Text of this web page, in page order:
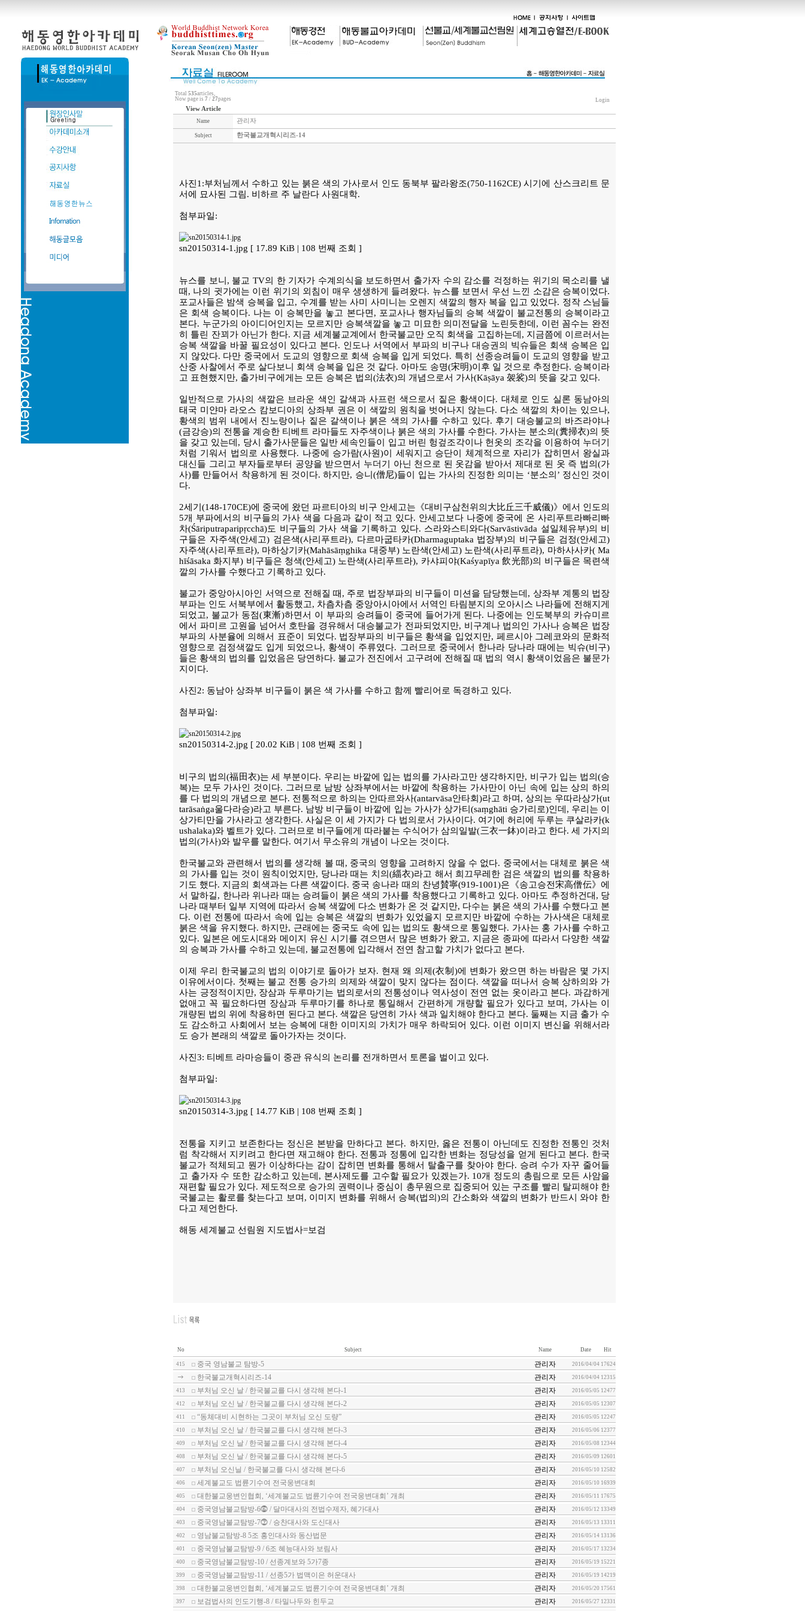
Total 535articles,
Now page is 7 / 27pages Login
View Article
Name 관리자
Subject 한국불교개혁시리즈-14
사진1:부처님께서 수하고 있는 붉은 색의 가사로서 인도 동북부 팔라왕조(750-1162CE) 시기에 산스크리트 문
서에 묘사된 그림. 비하르 주 날란다 사원대학.
첨부파일:
sn20150314-1.jpg [ 17.89 KiB | 108 번째 조회 ]
뉴스를 보니, 불교 TV의 한 기자가 수계의식을 보도하면서 출가자 수의 감소를 걱정하는 위기의 목소리를 낼
때, 나의 귓가에는 이런 위기의 외침이 매우 생생하게 들려왔다. 뉴스를 보면서 우선 느낀 소감은 승복이었다.
포교사들은 밤색 승복을 입고, 수계를 받는 사미 사미니는 오렌지 색깔의 행자 복을 입고 있었다. 정작 스님들
은 회색 승복이다. 나는 이 승복만을 놓고 본다면, 포교사나 행자님들의 승복 색깔이 불교전통의 승복이라고
본다. 누군가의 아이디어인지는 모르지만 승복색깔을 놓고 미묘한 의미전달을 노린듯한데, 이런 꼼수는 완전
히 틀린 잔꾀가 아닌가 한다. 지금 세계불교계에서 한국불교만 오직 회색을 고집하는데, 지금쯤에 이르러서는
승복 색깔을 바꿀 필요성이 있다고 본다. 인도나 서역에서 부파의 비구나 대승권의 빅슈들은 회색 승복은 입
지 않았다. 다만 중국에서 도교의 영향으로 회색 승복을 입게 되었다. 특히 선종승려들이 도교의 영향을 받고
산중 사찰에서 주로 살다보니 회색 승복을 입은 것 같다. 아마도 송명(宋明)이후 일 것으로 추정한다. 승복이라
고 표현했지만, 출가비구에게는 모든 승복은 법의(法衣)의 개념으로서 가사(Kāṣāya 袈裟)의 뜻을 갖고 있다.
일반적으로 가사의 색깔은 브라운 색인 갈색과 사프런 색으로서 짙은 황색이다. 대체로 인도 실론 동남아의
태국 미얀마 라오스 캄보디아의 상좌부 권은 이 색깔의 원칙을 벗어나지 않는다. 다소 색깔의 차이는 있으나,
황색의 범위 내에서 진노랑이나 짙은 갈색이나 붉은 색의 가사를 수하고 있다. 후기 대승불교의 바즈라야나
(금강승)의 전통을 계승한 티베트 라마들도 자주색이나 붉은 색의 가사를 수한다. 가사는 분소의(糞掃衣)의 뜻
을 갖고 있는데, 당시 출가사문들은 일반 세속인들이 입고 버린 헝겊조각이나 헌옷의 조각을 이용하여 누더기
처럼 기워서 법의로 사용했다. 나중에 승가람(사원)이 세워지고 승단이 체계적으로 자리가 잡히면서 왕실과
대신들 그리고 부자들로부터 공양을 받으면서 누더기 아닌 천으로 된 옷감을 받아서 제대로 된 옷 즉 법의(가
사)를 만들어서 착용하게 된 것이다. 하지만, 승니(僧尼)들이 입는 가사의 진정한 의미는 ‘분소의’ 정신인 것이
다.
2세기(148-170CE)에 중국에 왔던 파르티아의 비구 안세고는《대비구삼천위의大比丘三千威儀)》에서 인도의
5개 부파에서의 비구들의 가사 색을 다음과 같이 적고 있다. 안세고보다 나중에 중국에 온 사리푸트라빠리빠
차(Śāriputraparipṛcchā)도 비구들의 가사 색을 기록하고 있다. 스라와스티와다(Sarvāstivāda 설일체유부)의 비
구들은 자주색(안세고) 검은색(사리푸트라), 다르마굽타카(Dharmaguptaka 법장부)의 비구들은 검정(안세고)
자주색(사리푸트라), 마하상기카(Mahāsāṃghika 대중부) 노란색(안세고) 노란색(사리푸트라), 마하사사카( Ma
hīśāsaka 화지부) 비구들은 청색(안세고) 노란색(사리푸트라), 카샤피야(Kaśyapīya 飲光部)의 비구들은 목련색
깔의 가사를 수했다고 기록하고 있다.
불교가 중앙아시아인 서역으로 전해질 때, 주로 법장부파의 비구들이 미션을 담당했는데, 상좌부 계통의 법장
부파는 인도 서북부에서 활동했고, 차츰차츰 중앙아시아에서 서역인 타림분지의 오아시스 나라들에 전해지게
되었고, 불교가 동점(東漸)하면서 이 부파의 승려들이 중국에 들어가게 된다. 나중에는 인도북부의 카슈미르
에서 파미르 고원을 넘어서 호탄을 경유해서 대승불교가 전파되었지만, 비구계나 법의인 가사나 승복은 법장
부파의 사분율에 의해서 표준이 되었다. 법장부파의 비구들은 황색을 입었지만, 페르시아 그레코와의 문화적
영향으로 검정색깔도 입게 되었으나, 황색이 주류였다. 그러므로 중국에서 한나라 당나라 때에는 빅슈(비구)
들은 황색의 법의를 입었음은 당연하다. 불교가 전진에서 고구려에 전해질 때 법의 역시 황색이었음은 불문가
지이다.
사진2: 동남아 상좌부 비구들이 붉은 색 가사를 수하고 함께 빨리어로 독경하고 있다.
첨부파일:
sn20150314-2.jpg [ 20.02 KiB | 108 번째 조회 ]
비구의 법의(福田衣)는 세 부분이다. 우리는 바깥에 입는 법의를 가사라고만 생각하지만, 비구가 입는 법의(승
복)는 모두 가사인 것이다. 그러므로 남방 상좌부에서는 바깥에 착용하는 가사만이 아닌 속에 입는 상의 하의
를 다 법의의 개념으로 본다. 전통적으로 하의는 안따르와사(antarvāsa안타회)라고 하며, 상의는 우따라상가(ut
tarāsaṅga울다라승)라고 부른다. 남방 비구들이 바깥에 입는 가사가 상가티(saṃghāti 승가리로)인데, 우리는 이
상가티만을 가사라고 생각한다. 사실은 이 세 가지가 다 법의로서 가사이다. 여기에 허리에 두루는 쿠살라카(k
ushalaka)와 벨트가 있다. 그러므로 비구들에게 따라붙는 수식어가 삼의일발(三衣一鉢)이라고 한다. 세 가지의
법의(가사)와 발우를 말한다. 여기서 무소유의 개념이 나오는 것이다.
한국불교와 관련해서 법의를 생각해 볼 때, 중국의 영향을 고려하지 않을 수 없다. 중국에서는 대체로 붉은 색
의 가사를 입는 것이 원칙이었지만, 당나라 때는 치의(緇衣)라고 해서 희끄무레한 검은 색깔의 법의를 착용하
기도 했다. 지금의 회색과는 다른 색깔이다. 중국 송나라 때의 찬녕賛寧(919-1001)은《송고승전宋高僧伝》에
서 말하길, 한나라 위나라 때는 승려들이 붉은 색의 가사를 착용했다고 기록하고 있다. 아마도 추정하건대, 당
나라 때부터 일부 지역에 따라서 승복 색깔에 다소 변화가 온 것 같지만, 다수는 붉은 색의 가사를 수했다고 본
다. 이런 전통에 따라서 속에 입는 승복은 색깔의 변화가 있었을지 모르지만 바깥에 수하는 가사색은 대체로
붉은 색을 유지했다. 하지만, 근래에는 중국도 속에 입는 법의도 황색으로 통일했다. 가사는 홍 가사를 수하고
있다. 일본은 에도시대와 메이지 유신 시기를 겪으면서 많은 변화가 왔고, 지금은 종파에 따라서 다양한 색깔
의 승복과 가사를 수하고 있는데, 불교전통에 입각해서 전연 참고할 가치가 없다고 본다.
이제 우리 한국불교의 법의 이야기로 돌아가 보자. 현재 왜 의제(衣制)에 변화가 왔으면 하는 바람은 몇 가지
이유에서이다. 첫째는 불교 전통 승가의 의제와 색깔이 맞지 않다는 점이다. 색깔을 떠나서 승복 상하의와 가
사는 긍정적이지만, 장삼과 두루마기는 법의로서의 전통성이나 역사성이 전연 없는 옷이라고 본다. 과감하게
없애고 꼭 필요하다면 장삼과 두루마기를 하나로 통일해서 간편하게 개량할 필요가 있다고 보며, 가사는 이
개량된 법의 위에 착용하면 된다고 본다. 색깔은 당연히 가사 색과 일치해야 한다고 본다. 둘째는 지금 출가 수
도 감소하고 사회에서 보는 승복에 대한 이미지의 가치가 매우 하락되어 있다. 이런 이미지 변신을 위해서라
도 승가 본래의 색깔로 돌아가자는 것이다.
사진3: 티베트 라마승들이 중관 유식의 논리를 전개하면서 토론을 벌이고 있다.
첨부파일:
sn20150314-3.jpg [ 14.77 KiB | 108 번째 조회 ]
전통을 지키고 보존한다는 정신은 본받을 만하다고 본다. 하지만, 옳은 전통이 아닌데도 진정한 전통인 것처
럼 착각해서 지키려고 한다면 재고해야 한다. 전통과 정통에 입각한 변화는 정당성을 얻게 된다고 본다. 한국
불교가 적체되고 뭔가 이상하다는 감이 잡히면 변화를 통해서 탈출구를 찾아야 한다. 승려 수가 자꾸 줄어들
고 출가자 수 또한 감소하고 있는데, 본사제도를 고수할 필요가 있겠는가. 10개 정도의 총림으로 모든 사암을
재편할 필요가 있다. 제도적으로 승가의 권력이나 중심이 총무원으로 집중되어 있는 구조를 빨리 탈피해야 한
국불교는 활로를 찾는다고 보며, 이미지 변화를 위해서 승복(법의)의 간소화와 색깔의 변화가 반드시 와야 한
다고 제언한다.
해동 세계불교 선림원 지도법사=보검
No Subject Name Date Hit
415 중국 영남불교 탐방-5 관리자 2016/04/04 17624
한국불교개혁시리즈-14 관리자 2016/04/04 12315
413 부처님 오신 날 / 한국불교를 다시 생각해 본다-1 관리자 2016/05/05 12477
412 부처님 오신 날 / 한국불교를 다시 생각해 본다-2 관리자 2016/05/05 12307
411 “동체대비 시현하는 그곳이 부처님 오신 도량” 관리자 2016/05/05 12247
410 부처님 오신 날 / 한국불교를 다시 생각해 본다-3 관리자 2016/05/06 12377
409 부처님 오신 날 / 한국불교를 다시 생각해 본다-4 관리자 2016/05/08 12344
408 부처님 오신 날 / 한국불교를 다시 생각해 본다-5 관리자 2016/05/09 12601
407 부처님 오신닐 / 한국불교를 다시 생각해 본다-6 관리자 2016/05/10 12582
406 세계불교도 법륜기수여 전국웅변대회 관리자 2016/05/10 16939
405 대한불교웅변인협회, ‘세계불교도 법륜기수여 전국웅변대회’ 개최 관리자 2016/05/11 17675
404 중국영남불교탐방-6⓺ / 달마대사의 전법수제자, 혜가대사 관리자 2016/05/12 13349
403 중국영남불교탐방-7⓻ / 승찬대사와 도신대사 관리자 2016/05/13 13311
402 영남불교탐방-8 5조 홍인대사와 동산법문 관리자 2016/05/14 13136
401 중국영남불교탐방-9 / 6조 혜능대사와 보림사 관리자 2016/05/17 13234
400 중국영남불교탐방-10 / 선종계보와 5가7종 관리자 2016/05/19 15221
399 중국영남불교탐방-11 / 선종5가 법맥이은 허운대사 관리자 2016/05/19 14219
398 대한불교웅변인협회, ‘세계불교도 법륜기수여 전국웅변대회’ 개최 관리자 2016/05/20 17561
397 보검법사의 인도기행-8 / 타밀나두와 힌두교 관리자 2016/05/27 12331